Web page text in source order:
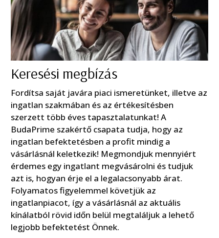
Keresési megbízás
Fordítsa saját javára piaci ismeretünket, illetve az
ingatlan szakmában és az értékesítésben
szerzett több éves tapasztalatunkat! A
BudaPrime szakértő csapata tudja, hogy az
ingatlan befektetésben a profit mindig a
vásárlásnál keletkezik! Megmondjuk mennyiért
érdemes egy ingatlant megvásárolni és tudjuk
azt is, hogyan érje el a legalacsonyabb árat.
Folyamatos figyelemmel követjük az
ingatlanpiacot, így a vásárlásnál az aktuális
kínálatból rövid időn belül megtaláljuk a lehető
legjobb befektetést Önnek.